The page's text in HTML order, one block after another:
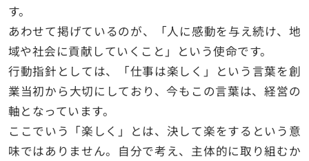
す。
あわせて掲げているのが、
「人に感動を与え続け、地
域や社会に貢献していくこと」
という使命です。
行動指針としては、
「仕事は楽しく」
という言葉を創
業当初から大切にしており、今もこの言葉は、経営の
軸となっています。
ここでいう「楽しく」とは、決して楽をするという意
味ではありません。 自分で考え、主体的に取り組むか